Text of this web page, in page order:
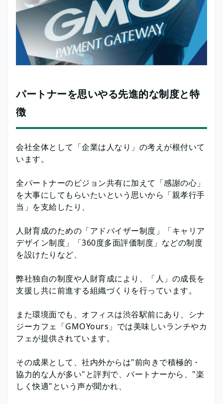
パートナーを思いやる先進的な制度と特
徴
会社全体として「企業は人なり」の考えが根付いて
います。
全パートナーのビジョン共有に加えて「感謝の心」
を大事にしてもらいたいという思いから「親孝行手
当」を支給したり、
人財育成のための「アドバイザー制度」「キャリア
デザイン制度」「360度多面評価制度」などの制度
を設けたりなど、
弊社独自の制度や人財育成により、「人」の成長を
支援し共に前進する組織づくりを行っています。
また環境面でも、オフィスは渋谷駅前にあり、シナ
ジーカフェ「GMOYours」では美味しいランチやカ
フェが提供されています。
その成果として、社内外からは"前向きで積極的・
協力的な人が多い"と評判で、パートナーから、"楽
しく快適"という声が聞かれ、